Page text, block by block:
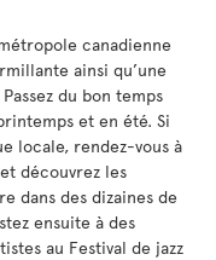
canadienne
ainsi qu’une
du bon temps
et en été. Si
locale, rendez-vous à
découvrez les
dans des dizaines de
ensuite à des
au Festival de jazz